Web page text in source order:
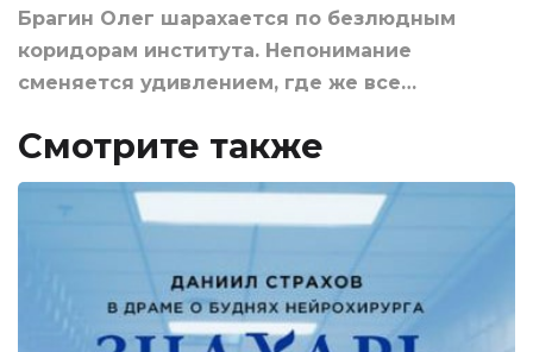
Брагин Олег шарахается по безлюдным
коридорам института. Непонимание
сменяется удивлением, где же все…
Смотрите также